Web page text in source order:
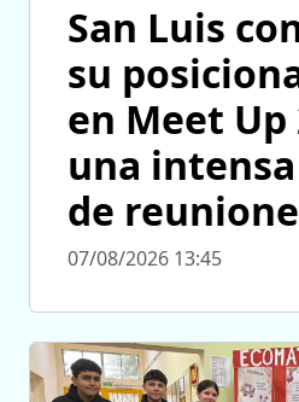
San Luis
su
en Meet Up
una
de
07/08/2026 13:45